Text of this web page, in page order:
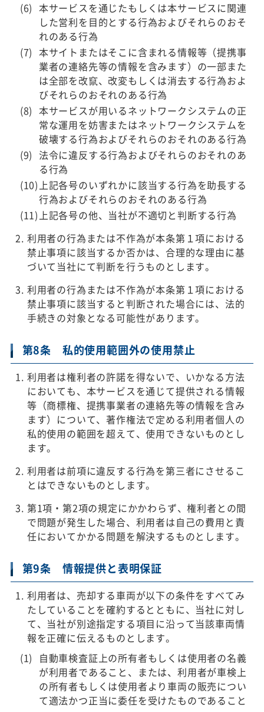
本サービスを通じたもしくは本サービスに関連
した営利を目的とする行為およびそれらのおそ
れのある行為
本サイトまたはそこに含まれる情報等（提携事
業者の連絡先等の情報を含みます）の一部また
は全部を改竄、改変もしくは消去する行為およ
びそれらのおそれのある行為
本サービスが用いるネットワークシステムの正
常な運用を妨害またはネットワークシステムを
破壊する行為およびそれらのおそれのある行為
法令に違反する行為およびそれらのおそれのあ
る行為
上記各号のいずれかに該当する行為を助長する
行為およびそれらのおそれのある行為
上記各号の他、当社が不適切と判断する行為
利用者の行為または不作為が本条第１項における
禁止事項に該当するか否かは、合理的な理由に基
づいて当社にて判断を行うものとします。
利用者の行為または不作為が本条第１項における
禁止事項に該当すると判断された場合には、法的
手続きの対象となる可能性があります。
第8条 私的使用範囲外の使用禁止
利用者は権利者の許諾を得ないで、いかなる方法
においても、本サービスを通じて提供される情報
等（商標権、提携事業者の連絡先等の情報を含み
ます）について、著作権法で定める利用者個人の
私的使用の範囲を超えて、使用できないものとし
ます。
利用者は前項に違反する行為を第三者にさせるこ
とはできないものとします。
第1項・第2項の規定にかかわらず、権利者との間
で問題が発生した場合、利用者は自己の費用と責
任においてかかる問題を解決するものとします。
第9条 情報提供と表明保証
利用者は、売却する車両が以下の条件をすべてみ
たしていることを確約するとともに、当社に対し
て、当社が別途指定する項目に沿って当該車両情
報を正確に伝えるものとします。
自動車検査証上の所有者もしくは使用者の名義
が利用者であること、または、利用者が車検上
の所有者もしくは使用者より車両の販売につい
て適法かつ正当に委任を受けたものであること